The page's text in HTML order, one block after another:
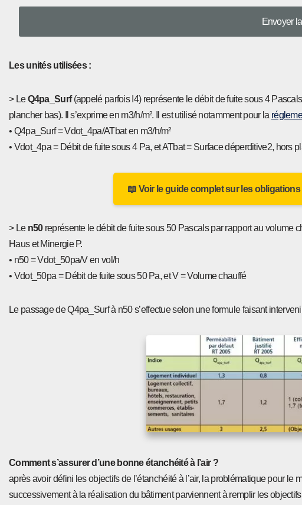
Les unités utilisées :
> LeQ4pa_Surf(appelé parfois I4) représente le débit de fuite sous 4
plancher bas). Il s’exprime en m3/h/m². Il est utilisé notamment pour la
• Q4pa_Surf = Vdot_4pa/ATbat en m3/h/m²
• Vdot_4pa = Débit de fuite sous 4 Pa, et ATbat = Surface déperditive2, hors
📖 Voir le guide complet sur les
> Le n50 représente le débit de fuite sous 50 Pascals par rapport au volume
Haus et Minergie P.
• n50 = Vdot_50pa/V en vol/h
• Vdot_50pa = Débit de fuite sous 50 Pa, et V = Volume chauffé
Le passage de Q4pa_Surf à n50 s’effectue selon une formule faisant
Comment s’assurer d’une bonne étanchéité à l’air ?
après avoir défini les objectifs de l’étanchéité à l’air, la problématique pour le
successivement à la réalisation du bâtiment parviennent à remplir les